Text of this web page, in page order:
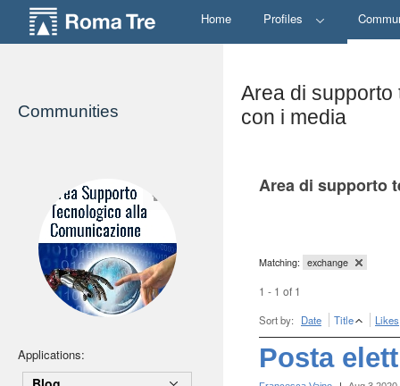
Home Profiles
Communities
Area di
con i media
Applications:
Area di supporto
Matching: exchange
1 - 1 of 1
Sort by: Date Title Likes
Posta